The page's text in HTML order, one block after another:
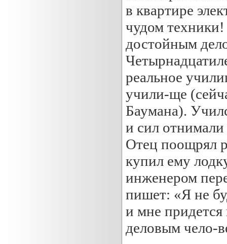
в квартире
чудом
достойным
реальное
учили-ще
Баумана).
и сил
Отец поощрял
купил ему
инженером
пишет: «Я не
и мне придется
деловым чело-